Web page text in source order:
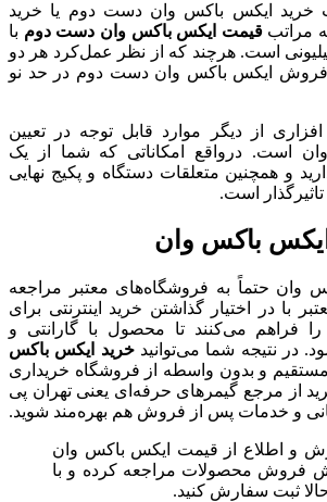
خرید ایکس باکس وان دست دوم یا خرید
قیمت ایکس باکس وان دست دوم با
است. هرچند که از نظر عمل‌کرد هر دو
فروش ایکس باکس وان دست دوم در حد نو
از دیگر موارد قابل توجه در تعیین
است. در‌واقع امکاناتی که شما از یک
و همچنین متعلقات دستگاه و پکیج نهایی
است.
ایکس باکس وان
وان حتماً به فروشگاه‌های معتبر مراجعه
با در اختیار گذاشتن خرید اینترنتی برای
فراهم می‌کنند تا محصول با گارانتی و
در نتیجه شما می‌توانیدخرید ایکس باکس
و بدون واسطه از فروشگاه خریداری
از مرجع گیمرهای حرفه‌ای یعنی تهران پی
و خدمات پس از فروش هم بهره‌مند شوید.
و اطلاع از قیمت ایکس باکس وان
فروش محصولات مراجعه کرده و با
ثبت سفارش کنید.